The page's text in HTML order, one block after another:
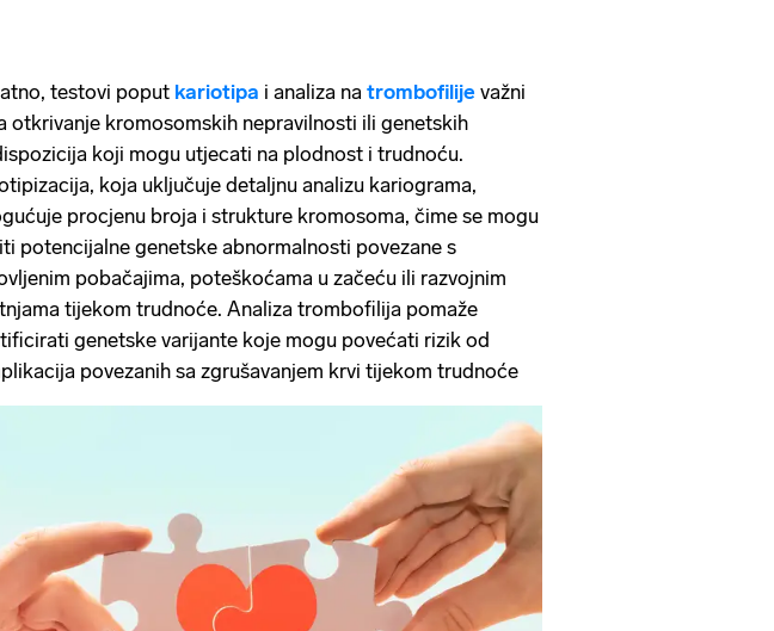
testovi poput kariotipa i analiza na trombofilije važni
otkrivanje kromosomskih nepravilnosti ili genetskih
koji mogu utjecati na plodnost i trudnoću.
koja uključuje detaljnu analizu kariograma,
procjenu broja i strukture kromosoma, čime se mogu
potencijalne genetske abnormalnosti povezane s
pobačajima, poteškoćama u začeću ili razvojnim
tijekom trudnoće. Analiza trombofilija pomaže
genetske varijante koje mogu povećati rizik od
povezanih sa zgrušavanjem krvi tijekom trudnoće